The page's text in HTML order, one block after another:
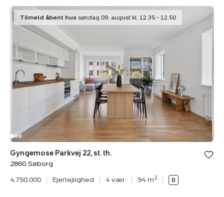
Ejerlejlighed:
Gyngemose
Parkvej
22,
st.
th.,
2860
Tilmeld åbent hus søndag 09. august kl. 12.35 - 12.50
Gyngemose Parkvej 22, st. th.
2860 Søborg
4.750.000
| Ejerlejlighed | 4 vær. | 94 m2 |